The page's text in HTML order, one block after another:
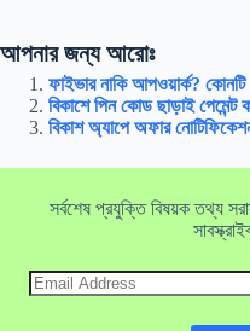
আপনার জন্য আরোঃ
ফাইভার নাকি আপওয়ার্ক? কোনটি
বিকাশে পিন কোড ছাড়াই
বিকাশ অ্যাপে অফার
সর্বশেষ প্রযুক্তি বিষয়ক তথ্য
Email
Address